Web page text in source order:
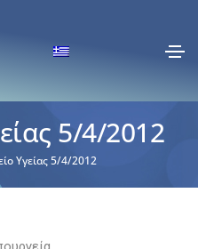
5/4/2012
Υγείας 5/4/2012